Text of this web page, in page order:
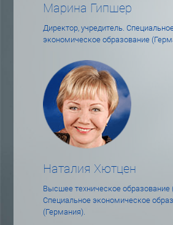
Марина Гипшер
Директор, учредитель.
экономическое образование
Наталия Хютцен
Высшее техническое образование
Специальное экономическое
(Германия).